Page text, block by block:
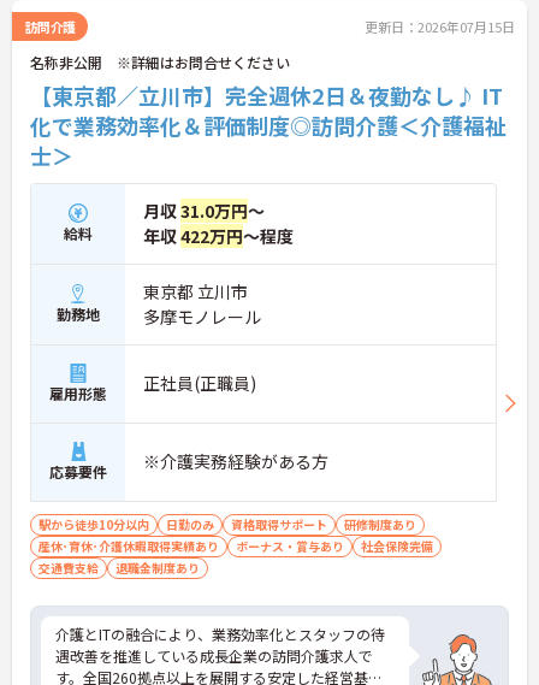
定期的な面談で不安を解消できるフォロー体制もあ
り、介護福祉士としてサ責や管理者への着実なキャ
リアアップを目指す有資格者の方に推奨できる環境
です。
★おすすめPOINT★
【夜勤なし・曜日固定の休日で、身体への負担を抑
えた働き方が実現できます】
しないため、生活リズムを整えながら健康的に働き
続けることができます
により、先々の予定が立てやすくプライベートの時
間をしっかりと確保できる環境です
【専門資格を活かした収入アップと明確なキャリア
形成が期待できます】
・資格手当が支給されるほか、年2回の評価面談で
・サービス提供責任者や管理者へのキャリアアップ
も目指せます
【IT化と手厚いフォロー体制により、業務のストレ
スを軽減できます】
・記録票の提出やシフト確認をすべてスマートフォ
ンで行えるため、手書きの書類作成や事業所への移
動の手間が省けケア業務に集中できます
・定期的な面談を通じて上司がフォローする体制が
あり、訪問介護でありながら孤立することなくチー
ムの支援を受けながら業務に取り組めます
訪問介護 更新日：2026年07月15日
名称非公開 ※詳細はお問合せください
【東京都／立川市】完全週休2日＆夜勤なし♪ IT
化で業務効率化＆評価制度◎訪問介護＜介護福祉
士＞
給料
月収31.0万円～
年収422万円～程度
勤務地
東京都 立川市
多摩モノレール
雇用形態 正社員(正職員)
応募要件 ※介護実務経験がある方
駅から徒歩10分以内 日勤のみ 資格取得サポート
研修制度あり
産休･育休･介護休暇取得実績あり
ボーナス・賞与あり
社会保険完備
交通費支給
退職金制度あり
介護とITの融合により、業務効率化とスタッフの待
遇改善を推進している成長企業の訪問介護求人で
す。全国260拠点以上を展開する安定した経営基盤